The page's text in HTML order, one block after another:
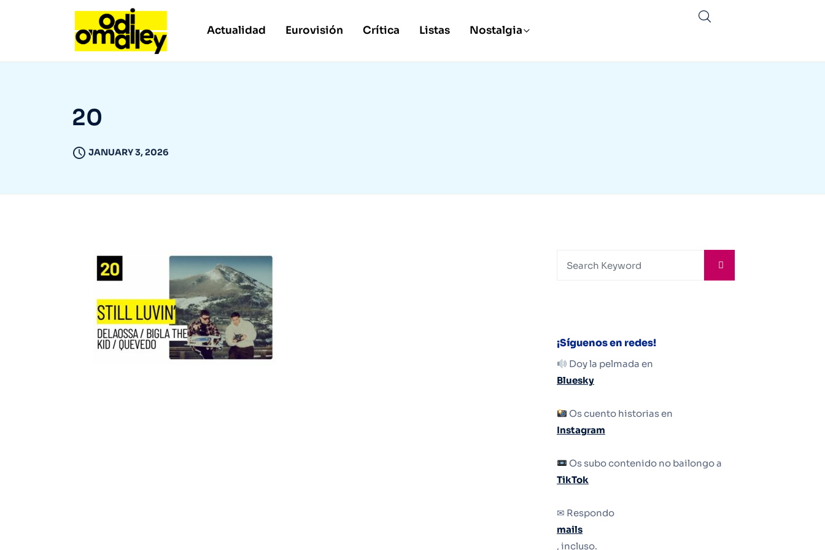
Actualidad Eurovisión Crítica Listas Nostalgia
20
JANUARY 3, 2026
¡Síguenos en redes!
Doy la pelmada en
Bluesky
Os cuento historias en
Instagram
Os subo contenido no bailongo a
TikTok
✉ Respondo
mails
, incluso.